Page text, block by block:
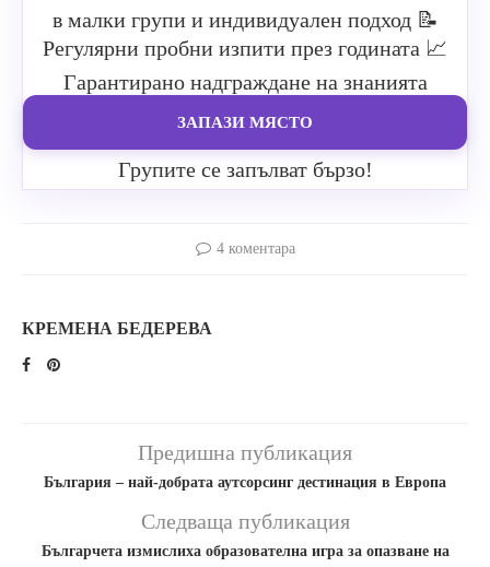
в малки групи и индивидуален подход 📝
Регулярни пробни изпити през годината 📈
Гарантирано надграждане на знанията
ЗАПАЗИ МЯСТО
Групите се запълват бързо!
4 коментара
КРЕМЕНА БЕДЕРЕВА
Предишна публикация
България – най-добрата аутсорсинг дестинация в Европа
Следваща публикация
Българчета измислиха образователна игра за опазване на